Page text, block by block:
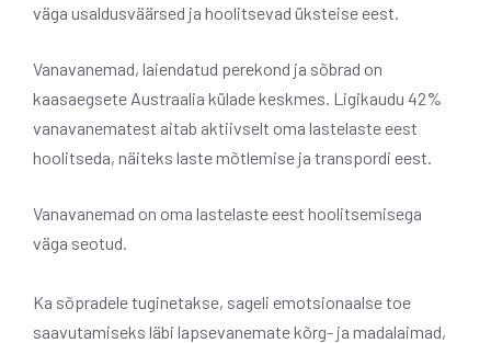
väga usaldusväärsed ja hoolitsevad üksteise eest.
Vanavanemad, laiendatud perekond ja sõbrad on
kaasaegsete Austraalia külade keskmes. Ligikaudu 42%
vanavanematest aitab aktiivselt oma lastelaste eest
hoolitseda, näiteks laste mõtlemise ja transpordi eest.
Vanavanemad on oma lastelaste eest hoolitsemisega
väga seotud.
Ka sõpradele tuginetakse, sageli emotsionaalse toe
saavutamiseks läbi lapsevanemate kõrg- ja madalaimad,